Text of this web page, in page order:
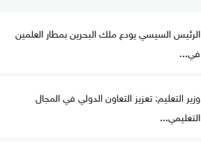
الرئيس السيسي يودع ملك البحرين بمطار العلمين
في...
وزير التعليم: تعزيز التعاون الدولي في المجال
التعليمي...